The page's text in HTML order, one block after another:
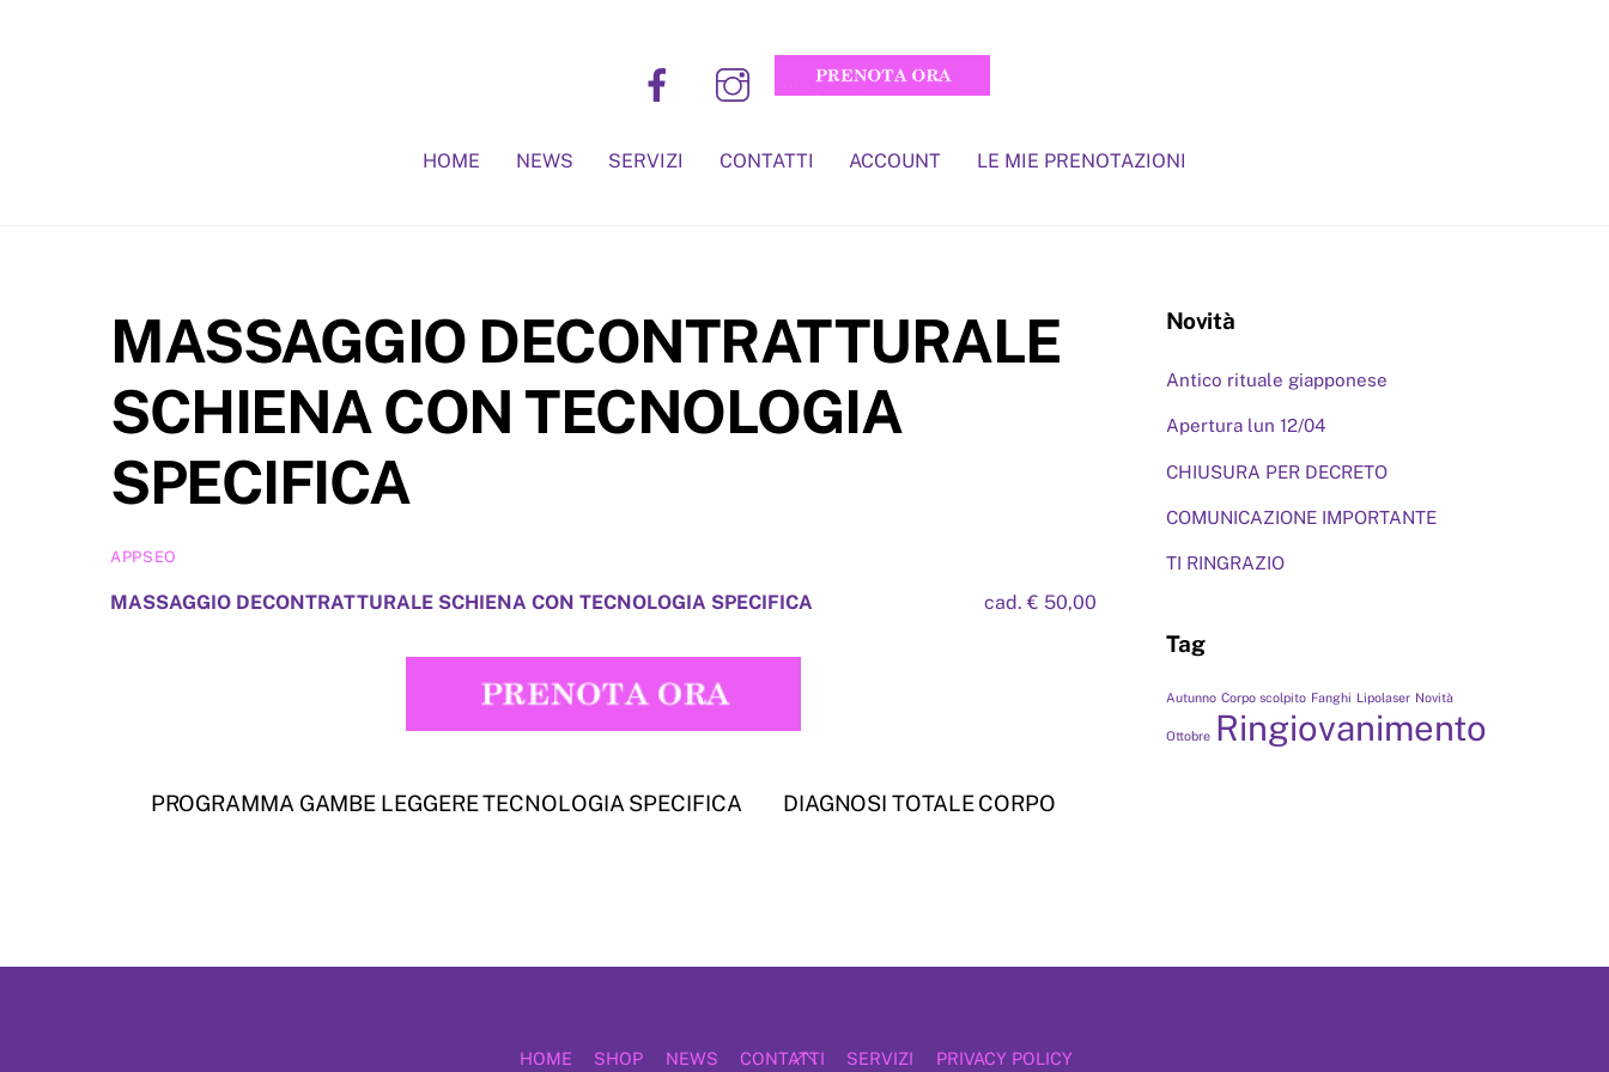
HOME NEWS SERVIZI CONTATTI ACCOUNT LE MIE PRENOTAZIONI
MASSAGGIO DECONTRATTURALE
SCHIENA CON TECNOLOGIA
SPECIFICA
APPSEO
MASSAGGIO DECONTRATTURALE SCHIENA CON TECNOLOGIA SPECIFICA cad. € 50,00
PROGRAMMA GAMBE LEGGERE TECNOLOGIA SPECIFICA DIAGNOSI TOTALE CORPO
Novità
Antico rituale giapponese
Apertura lun 12/04
CHIUSURA PER DECRETO
COMUNICAZIONE IMPORTANTE
TI RINGRAZIO
Tag
Autunno Corpo scolpito Fanghi Lipolaser Novità
Ottobre Ringiovanimento
Back
HOME SHOP NEWS CONTATTI SERVIZI PRIVACY POLICY